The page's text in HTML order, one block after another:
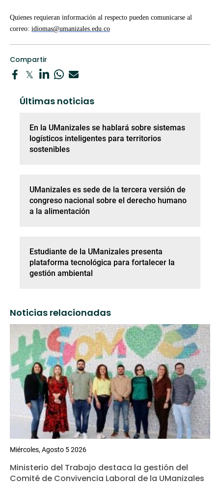
Quienes requieran información al respecto pueden comunicarse al
correo: idiomas@umanizales.edu.co
Compartir
Últimas noticias
En la UManizales se hablará sobre sistemas
logísticos inteligentes para territorios
sostenibles
UManizales es sede de la tercera versión de
congreso nacional sobre el derecho humano
a la alimentación
Estudiante de la UManizales presenta
plataforma tecnológica para fortalecer la
gestión ambiental
Noticias relacionadas
Miércoles, Agosto 5 2026
Ministerio del Trabajo destaca la gestión del
Comité de Convivencia Laboral de la UManizales